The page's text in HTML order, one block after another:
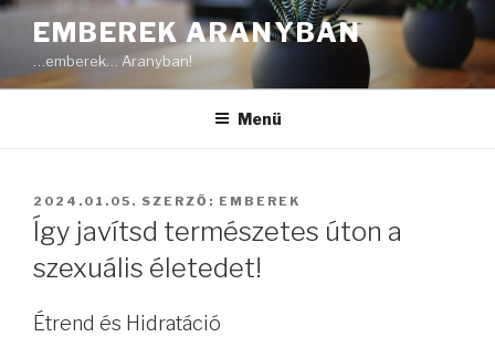
Tartalomhoz
EMBEREK ARANYBAN
…emberek… Aranyban!
Menü
BEKÜLDVE:
2024.01.05. SZERZŐ: EMBEREK
Így javítsd természetes úton a
szexuális életedet!
Étrend és Hidratáció